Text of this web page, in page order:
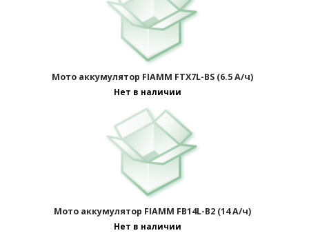
Мото аккумулятор FIAMM FTX7L-BS (6.5 А/ч)
Нет в наличии
Мото аккумулятор FIAMM FB14L-B2 (14 А/ч)
Нет в наличии
1